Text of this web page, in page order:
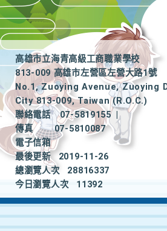
高雄市立海青高級工商職業學校
813-009 高雄市左營區左營大路1號
No.1, Zuoying Avenue, Zuoying
City 813-009, Taiwan (R.O.C.)
聯絡電話
07-5819155
|
傳真
07-5810087
電子信箱
最後更新
2019-11-26
總瀏覽人次
28816337
今日瀏覽人次
11392